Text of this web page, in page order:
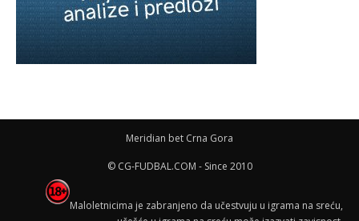
Meridian bet Crna Gora
© CG-FUDBAL.COM - Since 2010
Maloletnicima je zabranjeno da učestvuju u igrama na sreću,